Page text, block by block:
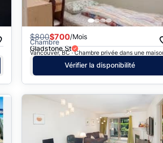
$800$700/Mois
Chambre
Gladstone St
Vancouver, BC · Chambre privée dans une
Vérifier la disponibilité